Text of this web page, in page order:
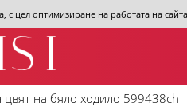
с цел оптимизиране на работата на
цвят на бяло ходило 599438ch